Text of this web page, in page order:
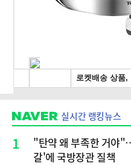
실시간 랭킹뉴스
1
"탄약 왜 부족한 거야
갈'에 국방장관 질책